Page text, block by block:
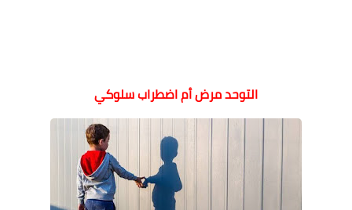
التوحد مرض أم اضطراب سلوكي